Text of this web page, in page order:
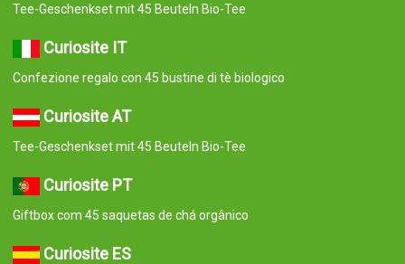
Tee-Geschenkset mit 45 Beuteln Bio-Tee
Curiosite IT
Confezione regalo con 45 bustine di tè biologico
Curiosite AT
Tee-Geschenkset mit 45 Beuteln Bio-Tee
Curiosite PT
Giftbox com 45 saquetas de chá orgânico
Curiosite ES